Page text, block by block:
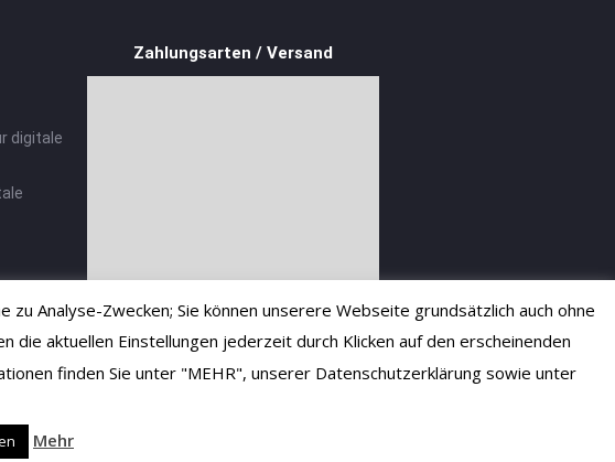
digitale
Zahlungsarten / Versand
Analyse-Zwecken; Sie können unserere Webseite grundsätzlich auch ohne
die aktuellen Einstellungen jederzeit durch Klicken auf den erscheinenden
finden Sie unter "MEHR", unserer Datenschutzerklärung sowie unter
Mehr